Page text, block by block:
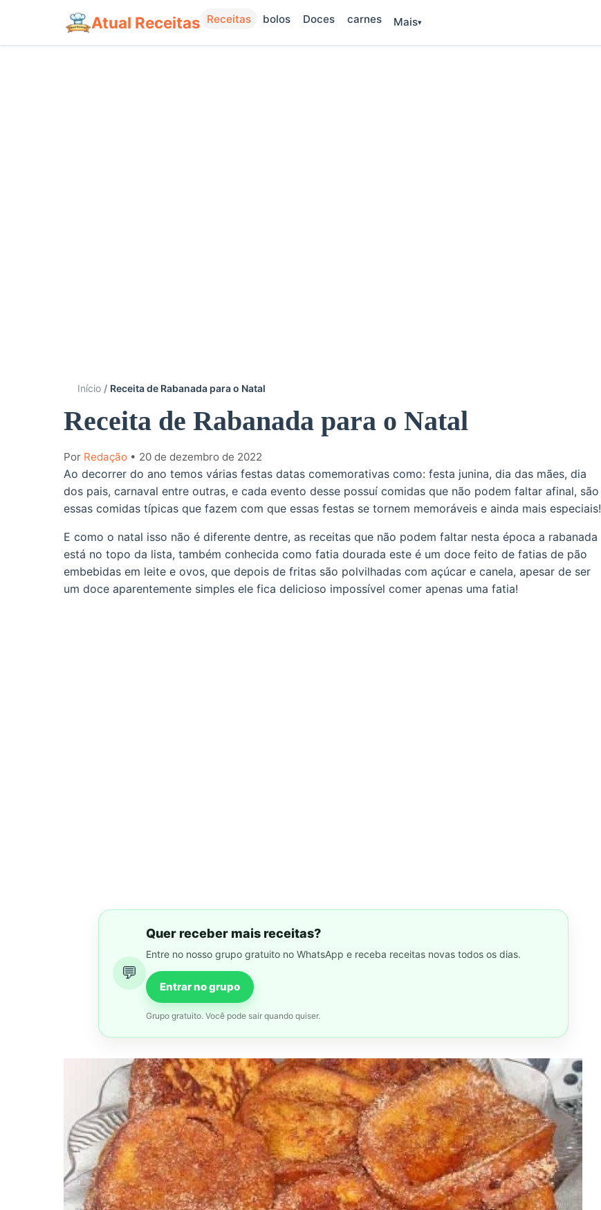
Atual Receitas Receitas bolos Doces carnes Mais
Início Receita de Rabanada para o Natal
Receita de Rabanada para o Natal
Por Redação • 20 de dezembro de 2022
Ao decorrer do ano temos várias festas datas comemorativas como: festa junina, dia das mães, dia
dos pais, carnaval entre outras, e cada evento desse possuí comidas que não podem faltar afinal, são
essas comidas típicas que fazem com que essas festas se tornem memoráveis e ainda mais especiais!
E como o natal isso não é diferente dentre, as receitas que não podem faltar nesta época a rabanada
está no topo da lista, também conhecida como fatia dourada este é um doce feito de fatias de pão
embebidas em leite e ovos, que depois de fritas são polvilhadas com açúcar e canela, apesar de ser
um doce aparentemente simples ele fica delicioso impossível comer apenas uma fatia!
💬
Quer receber mais receitas?
Entre no nosso grupo gratuito no WhatsApp e receba receitas novas todos os dias.
Entrar no grupo
Grupo gratuito. Você pode sair quando quiser.